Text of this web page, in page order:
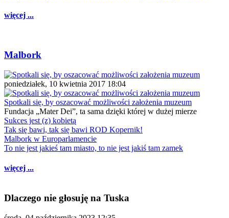
więcej ...
Malbork
poniedziałek, 10 kwietnia 2017 18:04
Spotkali się, by oszacować możliwości założenia muzeum
Fundacja „Mater Dei”, ta sama dzięki której w dużej mierze
Sukces jest (z) kobietą
Tak się bawi, tak się bawi ROD Kopernik!
Malbork w Europarlamencie
To nie jest jakieś tam miasto, to nie jest jakiś tam zamek
więcej ...
Dlaczego nie głosuję na Tuska